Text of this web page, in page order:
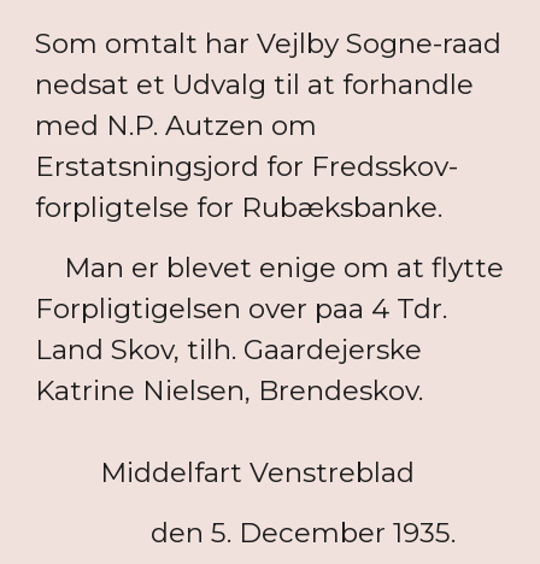
Som omtalt har Vejlby Sogne-raad
nedsat et Udvalg til at forhandle
med N.P. Autzen om
Erstatsningsjord for Fredsskov-
forpligtelse for Rubæksbanke.
Man er blevet enige om at flytte
Forpligtigelsen over paa 4 Tdr.
Land Skov, tilh. Gaardejerske
Katrine Nielsen, Brendeskov.
Middelfart Venstreblad
den 5. December 1935.